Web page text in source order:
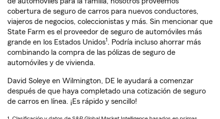
cobertura de seguro de carros para nuevos conductores,
viajeros de negocios, coleccionistas y más. Sin mencionar que
State Farm es el proveedor de seguro de automóviles más
grande en los Estados Unidos1. Podría incluso ahorrar más
combinando la compra de las pólizas de seguro de
automóviles y de vivienda.
David Soleye en Wilmington, DE le ayudará a comenzar
después de que haya completado una cotización de seguro
de carros en línea. ¡Es rápido y sencillo!